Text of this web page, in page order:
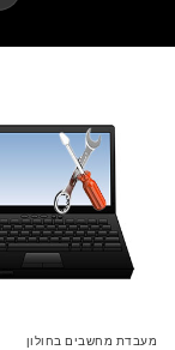
מעבדת מחשבים בחולון